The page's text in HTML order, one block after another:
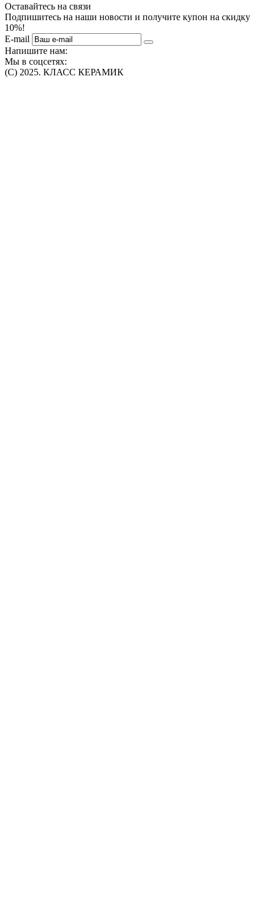
Оставайтесь на связи
Подпишитесь на наши новости и получите купон на скидку
10%!
E-mail
Напишите нам:
Мы в соцсетях:
(C) 2025. КЛАСС КЕРАМИК